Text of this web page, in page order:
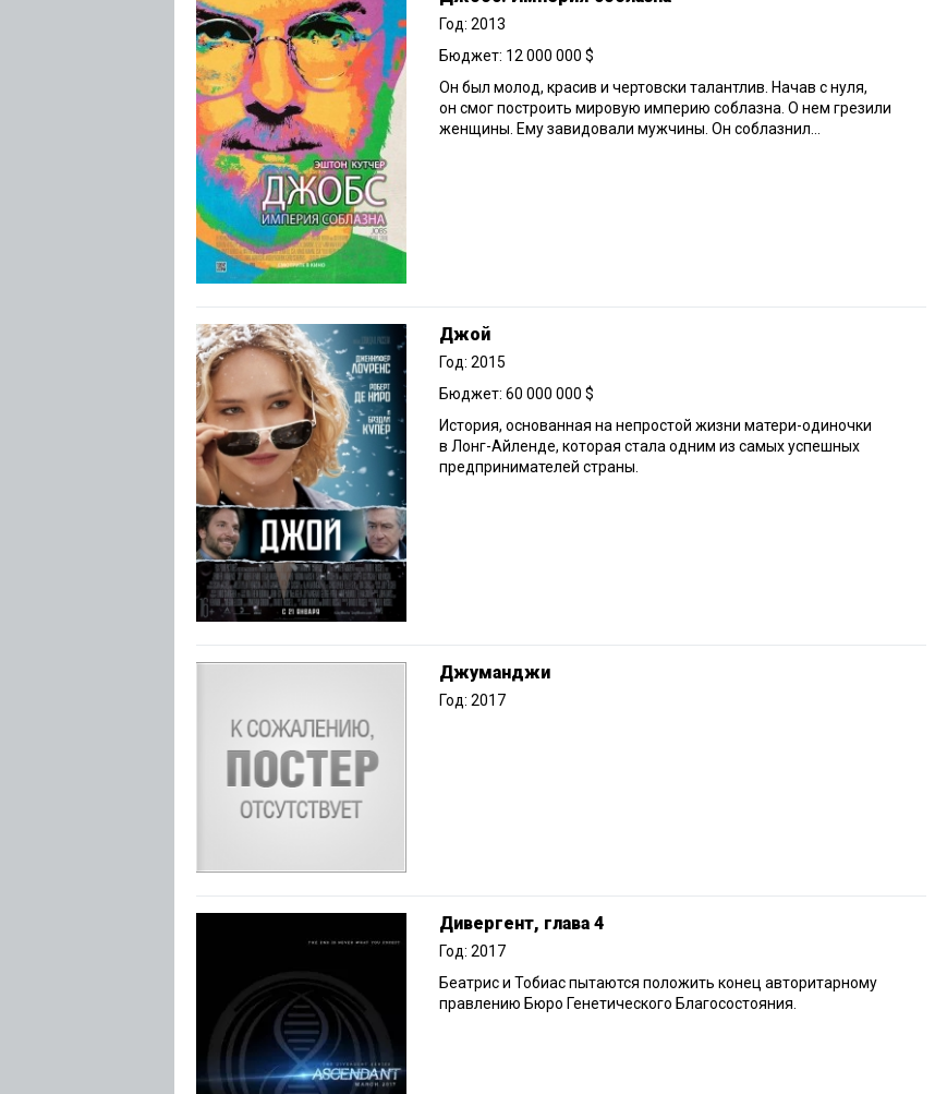
Год: 2013
Бюджет: 12 000 000 $
Он был молод, красив и чертовски талантлив. Начав с нуля,
он смог построить мировую империю соблазна. О нем грезили
женщины. Ему завидовали мужчины. Он соблазнил...
Джой
Год: 2015
Бюджет: 60 000 000 $
История, основанная на непростой жизни матери-одиночки
в Лонг-Айленде, которая стала одним из самых успешных
предпринимателей страны.
Джуманджи
Год: 2017
Дивергент, глава 4
Год: 2017
Беатрис и Тобиас пытаются положить конец авторитарному
правлению Бюро Генетического Благосостояния.